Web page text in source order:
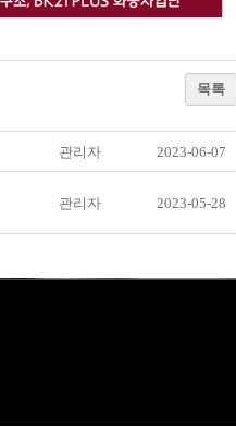
목록
관리자 2023-06-07
관리자 2023-05-28